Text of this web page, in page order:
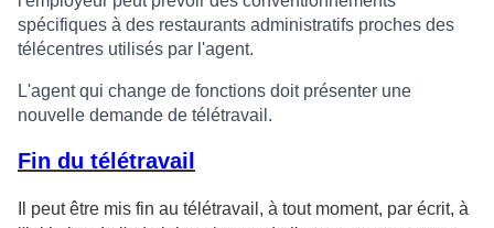
spécifiques à des restaurants administratifs proches des
télécentres utilisés par l'agent.
L'agent qui change de fonctions doit présenter une
nouvelle demande de télétravail.
Fin du télétravail
Il peut être mis fin au télétravail, à tout moment, par écrit, à